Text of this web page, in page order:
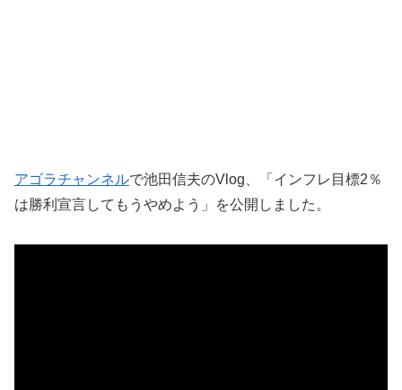
アゴラチャンネルで池田信夫のVlog、「インフレ目標2％
は勝利宣言してもうやめよう」を公開しました。